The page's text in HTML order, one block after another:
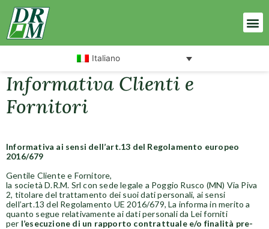
Italiano
Informativa Clienti e
Fornitori
Informativa ai sensi dell’art.13 del Regolamento europeo
2016/679
Gentile Cliente e Fornitore,
la società D.R.M. Srl con sede legale a Poggio Rusco (MN) Via Piva
2, titolare del trattamento dei suoi dati personali, ai sensi
dell’art.13 del Regolamento UE 2016/679, La informa in merito a
quanto segue relativamente ai dati personali da Lei forniti
per l’esecuzione di un rapporto contrattuale e/o finalità pre-